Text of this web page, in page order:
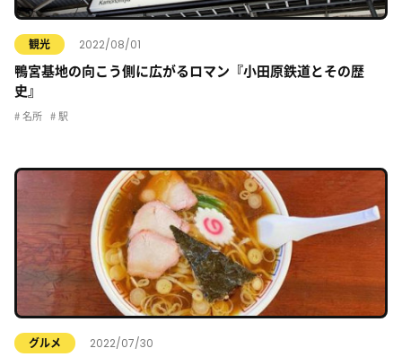
観光 2022/08/01
鴨宮基地の向こう側に広がるロマン『小田原鉄道とその歴
史』
名所 駅
グルメ 2022/07/30